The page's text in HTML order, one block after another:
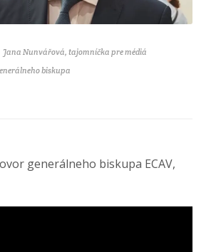
Jana Nunvářová, tajomníčka pre médiá
biskupa
generálneho biskupa ECAV,